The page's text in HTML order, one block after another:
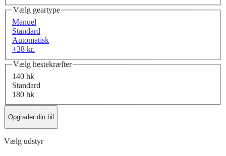
Vælg geartype
Manuel
Standard
Automatisk
+38 kr.
Vælg hestekræfter
140 hk
Standard
180 hk
Opgrader din bil
Vælg udstyr